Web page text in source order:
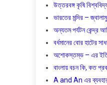
উত্তরবঙ্গ কৃষি
ভারতের মন্দির –
অন্যতম পর্যটন কেন্দ্র
বর্ধমানের বোর হাটের
অশােকস্তম্ভ – এর
বাংলায় বচন কি, কত
A and An এর